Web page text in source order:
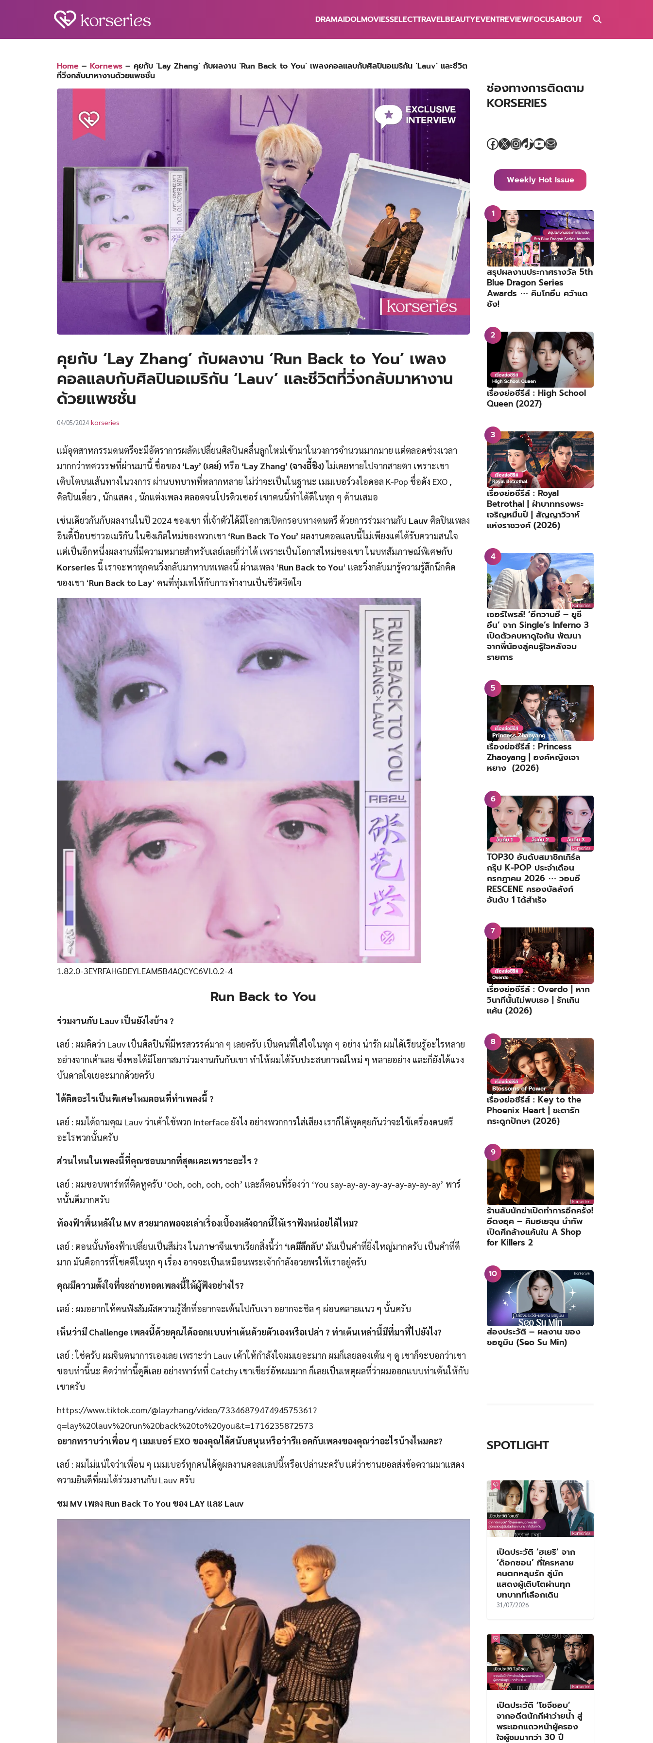
DRAMAIDOLMOVIESSELECTTRAVELBEAUTYEVENTREVIEWFOCUSABOUT
Home – Kornews – คุยกับ ‘Lay Zhang’ กับผลงาน ‘Run Back to You’ เพลงคอลแลบกับศิลปินอเมริกัน ‘Lauv’ และชีวิต
ที่วิ่งกลับมาหางานด้วยแพชชั่น
คุยกับ ‘Lay Zhang’ กับผลงาน ‘Run Back to You’ เพลง
คอลแลบกับศิลปินอเมริกัน ‘Lauv’ และชีวิตที่วิ่งกลับมาหางาน
ด้วยแพชชั่น
04/05/2024 korseries
แม้อุตสาหกรรมดนตรีจะมีอัตราการผลัดเปลี่ยนศิลปินคลื่นลูกใหม่เข้ามาในวงการจำนวนมากมาย แต่ตลอดช่วงเวลา
มากกว่าทศวรรษที่ผ่านมานี้ ชื่อของ ‘Lay’ (เลย์) หรือ ‘Lay Zhang’ (จางอี้ชิง)ไม่เคยหายไปจากสายตา เพราะเขา
เติบโตบนเส้นทางในวงการ ผ่านบทบาทที่หลากหลาย ไม่ว่าจะเป็นในฐานะ เมมเบอร์วงไอดอล K-Pop ชื่อดัง EXO ,
ศิลปินเดี่ยว , นักแสดง , นักแต่งเพลง ตลอดจนโปรดิวเซอร์ เขาคนนี้ทำได้ดีในทุก ๆ ด้านเสมอ
เช่นเดียวกันกับผลงานในปี 2024 ของเขา ที่เจ้าตัวได้มีโอกาสเปิดกรอบทางดนตรี ด้วยการร่วมงานกับ Lauv ศิลปินเพลง
อินดี้ป็อบชาวอเมริกัน ในซิงเกิลใหม่ของพวกเขา ‘Run Back To You’ ผลงานคอลแลบนี้ไม่เพียงแค่ได้รับความสนใจ
แต่เป็นอีกหนึ่งผลงานที่มีความหมายสำหรับเลย์เลยก็ว่าได้ เพราะเป็นโอกาสใหม่ของเขา ในบทสัมภาษณ์พิเศษกับ
Korseries นี้ เราจะพาทุกคนวิ่งกลับมาหาบทเพลงนี้ ผ่านเพลง ‘Run Back to You‘ และวิ่งกลับมารู้ความรู้สึกนึกคิด
ของเขา ‘Run Back to Lay‘ คนที่ทุ่มเทให้กับการทำงานเป็นชีวิตจิตใจ
1.82.0-3EYRFAHGDEYLEAM5B4AQCYC6VI.0.2-4
Run Back to You
ร่วมงานกับ Lauv เป็นยังไงบ้าง ?
เลย์ : ผมคิดว่า Lauv เป็นศิลปินที่มีพรสวรรค์มาก ๆ เลยครับ เป็นคนที่ใส่ใจในทุก ๆ อย่าง น่ารัก ผมได้เรียนรู้อะไรหลาย
อย่างจากเค้าเลย ซึ่งพอได้มีโอกาสมาร่วมงานกันกับเขา ทำให้ผมได้รับประสบการณ์ใหม่ ๆ หลายอย่าง และก็ยังได้แรง
บันดาลใจเยอะมากด้วยครับ
ได้คิดอะไรเป็นพิเศษไหมตอนที่ทำเพลงนี้ ?
เลย์ : ผมได้ถามคุณ Lauv ว่าเค้าใช้พวก Interface ยังไง อย่างพวกการใส่เสียง เราก็ได้พูดคุยกันว่าจะใช้เครื่องดนตรี
อะไรพวกนั้นครับ
ส่วนไหนในเพลงนี้ที่คุณชอบมากที่สุดและเพราะอะไร ?
เลย์ : ผมชอบพาร์ทที่ติดหูครับ ‘Ooh, ooh, ooh, ooh’ และก็ตอนที่ร้องว่า ‘You say-ay-ay-ay-ay-ay-ay-ay-ay’ พาร์
ทนั้นดีมากครับ
ท้องฟ้าพื้นหลังใน MVสวยมากพอจะเล่าเรื่องเบื้องหลังฉากนี้ให้เราฟังหน่อยได้ไหม?
เลย์ : ตอนนั้นท้องฟ้าเปลี่ยนเป็นสีม่วง ในภาษาจีนเขาเรียกสิ่งนี้ว่า ‘เคมีลึกลับ’ มันเป็นคำที่ยิ่งใหญ่มากครับ เป็นคำที่ดี
มาก มันคือการที่โชคดีในทุก ๆ เรื่อง อาจจะเป็นเหมือนพระเจ้ากำลังอวยพรให้เราอยู่ครับ
คุณมีความตั้งใจที่จะถ่ายทอดเพลงนี้ให้ผู้ฟังอย่างไร?
เลย์ : ผมอยากให้คนฟังสัมผัสความรู้สึกที่อยากจะเต้นไปกับเรา อยากจะชิล ๆ ผ่อนคลายแนว ๆ นั้นครับ
เห็นว่ามีChallenge เพลงนี้ด้วยคุณได้ออกแบบท่าเต้นด้วยตัวเองหรือเปล่า ? ท่าเต้นเหล่านี้มีที่มาที่ไปยังไง?
เลย์ : ใช่ครับ ผมจินตนาการเองเลย เพราะว่า Lauv เค้าให้กำลังใจผมเยอะมาก ผมก็เลยลองเต้น ๆ ดู เขาก็จะบอกว่าเขา
ชอบท่านี้นะ คิดว่าท่านี้ดูดีเลย อย่างพาร์ทที่ ​Catchy เขาเชียร์อัพผมมาก ก็เลยเป็นเหตุผลที่ว่าผมออกแบบท่าเต้นให้กับ
เขาครับ
https://www.tiktok.com/@layzhang/video/7334687947494575361?
q=lay%20lauv%20run%20back%20to%20you&t=1716235872573
อยากทราบว่าเพื่อน ๆ เมมเบอร์ EXO ของคุณได้สนับสนุนหรือว่ารีแอคกับเพลงของคุณว่าอะไรบ้างไหมคะ?
เลย์ : ผมไม่แน่ใจว่าเพื่อน ๆ เมมเบอร์ทุกคนได้ดูผลงานคอลแลปนี้หรือเปล่านะครับ แต่ว่าชานยอลส่งข้อความมาแสดง
ความยินดีที่ผมได้ร่วมงานกับ Lauv ครับ
ชม MV เพลง Run Back To You ของ LAY และ Lauv
ช่องทางการติดตาม
KORSERIES
Facebook
X Instagram
TikTok
YouTube
Mail
Weekly Hot Issue
สรุปผลงานประกาศรางวัล 5th
Blue Dragon Series
Awards ⋯ คิมโกอึน คว้าแด
ซัง!
เรื่องย่อซีรีส์ : High School
Queen (2027)
เรื่องย่อซีรีส์ : Royal
Betrothal | ฝ่าบาททรงพระ
เจริญหมื่นปี | สัญญาวิวาห์
แห่งราชวงศ์ (2026)
เซอร์ไพรส์! ‘อีกวานฮี – ยูชี
อึน’ จาก Single’s Inferno 3
เปิดตัวคบหาดูใจกัน พัฒนา
จากพี่น้องสู่คนรู้ใจหลังจบ
รายการ
เรื่องย่อซีรีส์ : Princess
Zhaoyang | องค์หญิงเจา
หยาง (2026)
TOP30 อันดับสมาชิกเกิร์ล
กรุ๊ป K-POP ประจำเดือน
กรกฎาคม 2026 ⋯ วอนอี
RESCENE ครองบัลลังก์
อันดับ 1 ได้สำเร็จ
เรื่องย่อซีรีส์ : Overdo | หาก
วินาทีนั้นไม่พบเธอ | รักเกิน
แค้น (2026)
เรื่องย่อซีรีส์ : Key to the
Phoenix Heart | ชะตารัก
กระดูกปักษา (2026)
ร้านลับนักฆ่าเปิดทำการอีกครั้ง!
อีดงอุค – คิมฮเยจุน นำทัพ
เปิดศึกล้างแค้นใน A Shop
for Killers 2
ส่องประวัติ – ผลงาน ของ
ซอซูมิน (Seo Su Min)
SPOTLIGHT
เปิดประวัติ ‘ฮเยริ’ จาก
‘ด็อกซอน’ ที่ใครหลาย
คนตกหลุมรัก สู่นัก
แสดงผู้เติบโตผ่านทุก
บทบาทที่เลือกเดิน
31/07/2026
เปิดประวัติ ‘โซจีซอบ’
จากอดีตนักกีฬาว่ายน้ำ สู่
พระเอกแถวหน้าผู้ครอง
ใจผู้ชมมากว่า 30 ปี